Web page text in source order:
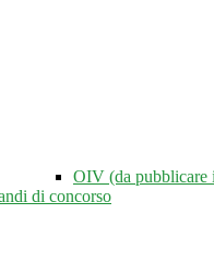
OIV (da pubblicare
di concorso